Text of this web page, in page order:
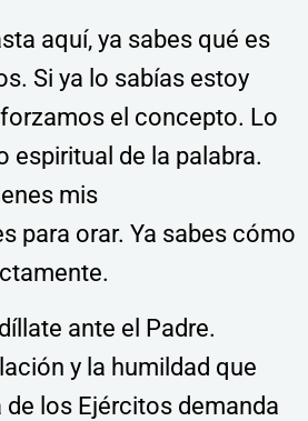
aquí, ya sabes qué es
Si ya lo sabías estoy
el concepto. Lo
espiritual de la palabra.
mis
para orar. Ya sabes cómo
ante el Padre.
y la humildad que
de los Ejércitos demanda